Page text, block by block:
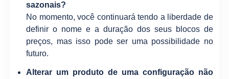
sazonais?
No momento, você continuará tendo a liberdade de
definir o nome e a duração dos seus blocos de
preços, mas isso pode ser uma possibilidade no
futuro.
Alterar um produto de uma configuração não